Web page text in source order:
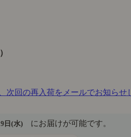
次回の再入荷をメールでお知らせ
日(水) にお届けが可能です。